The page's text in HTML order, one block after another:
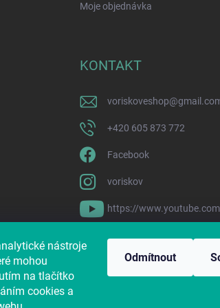
nástroje
mohou
na tlačítko
cookies a
Odmítnout
Moje objednávka
KONTAKT
voriskoveshop@
+420 605 873 772
Facebook
voriskov
https://
nám pomůžete?